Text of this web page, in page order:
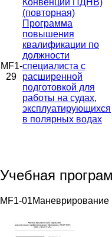
(повторная)
MF1-
29
Программа
повышения
квалификации по
должности
специалиста с
расширенной
подготовкой для
работы на судах,
эксплуатирующихся
в полярных водах
Учебная
MF1-01Маневрирование